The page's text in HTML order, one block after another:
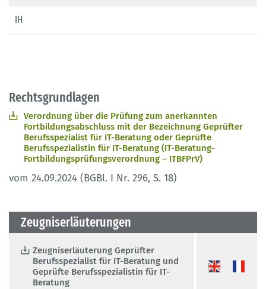
IH
Rechtsgrundlagen
Verordnung über die Prüfung zum anerkannten
Fortbildungsabschluss mit der Bezeichnung Geprüfter
Berufsspezialist für IT-Beratung oder Geprüfte
Berufsspezialistin für IT-Beratung (IT-Beratung-
Fortbildungsprüfungsverordnung – ITBFPrV)
vom 24.09.2024 (BGBl. I Nr. 296, S. 18)
Zeugniserläuterungen
Zeugniserläuterung Geprüfter
Berufsspezialist für IT-Beratung und
Geprüfte Berufsspezialistin für IT-
Beratung